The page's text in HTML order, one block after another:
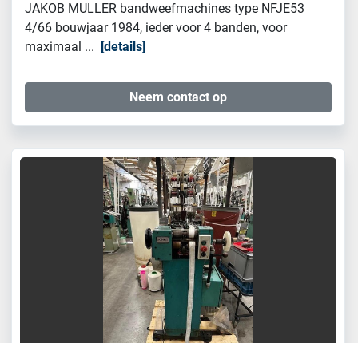
JAKOB MULLER bandweefmachines type NFJE53
4/66 bouwjaar 1984, ieder voor 4 banden, voor
maximaal ...
details
Neem contact op